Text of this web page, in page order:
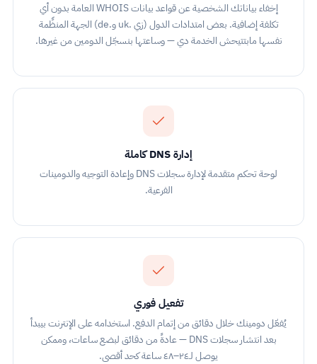
إخفاء بياناتك الشخصية عن قواعد بيانات WHOIS العامة بدون أي
تكلفة إضافية. بعض امتدادات الدول (زي .uk و.de) الجهة المنظِّمة
نفسها مابتتيحش الخدمة دي — وساعتها بنسجّل الدومين من غيرها.
إدارة DNS كاملة
لوحة تحكم متقدمة لإدارة سجلات DNS وإعادة التوجيه والدومينات
الفرعية.
تفعيل فوري
يُفعّل دومينك خلال دقائق من إتمام الدفع. استخدامه على الإنترنت بيبدأ
بعد انتشار سجلات DNS — عادةً من دقائق لبضع ساعات، وممكن
يوصل لـ٢٤–٤٨ ساعة كحد أقصى.